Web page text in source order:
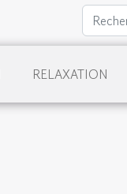
RELAXATION